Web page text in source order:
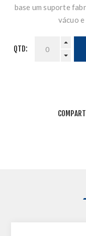
base um suporte
vácuo
QTD: